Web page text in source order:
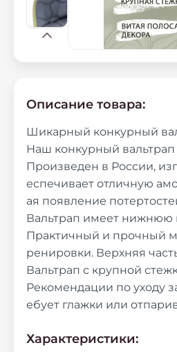
Описание товара:
Шикарный конкурный
Наш конкурный вальтрап
Произведен в России,
еспечивает отличную
ая появление
Вальтрап имеет нижнюю
Практичный и прочный
ренировки. Верхняя
Вальтрап с крупной
Рекомендации по уходу
ебует глажки или
Характеристики: